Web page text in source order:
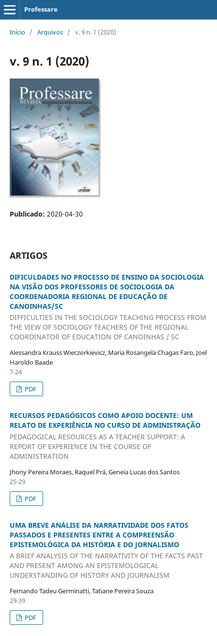
Professare
Início / Arquivos / v. 9 n. 1 (2020)
v. 9 n. 1 (2020)
Publicado: 2020-04-30
ARTIGOS
DIFICULDADES NO PROCESSO DE ENSINO DA SOCIOLOGIA
NA VISÃO DOS PROFESSORES DE SOCIOLOGIA DA
COORDENADORIA REGIONAL DE EDUCAÇÃO DE
CANOINHAS/SC
DIFFICULTIES IN THE SOCIOLOGY TEACHING PROCESS FROM
THE VIEW OF SOCIOLOGY TEACHERS OF THE REGIONAL
COORDINATOR OF EDUCATION OF CANOINHAS / SC
Alessandra Krauss Wieczorkievicz, Maria Rosangela Chagas Faro, Joel
Haroldo Baade
7-24
PDF
RECURSOS PEDAGÓGICOS COMO APOIO DOCENTE: UM
RELATO DE EXPERIÊNCIA NO CURSO DE ADMINISTRAÇÃO
PEDAGOGICAL RESOURCES AS A TEACHER SUPPORT: A
REPORT OF EXPERIENCE IN THE COURSE OF
ADMINISTRATION
Jhony Pereira Moraes, Raquel Prá, Geneia Lucas dos Santos
25-29
PDF
UMA BREVE ANÁLISE DA NARRATIVIDADE DOS FATOS
PASSADOS E PRESENTES ENTRE A COMPREENSÃO
EPISTEMOLÓGICA DA HISTÓRIA E DO JORNALISMO
A BRIEF ANALYSIS OF THE NARRATIVITY OF THE FACTS PAST
AND PRESENT AMONG AN EPISTEMOLOGICAL
UNDERSTANDING OF HISTORY AND JOURNALISM
Fernando Tadeu Germinatti, Tatiane Pereira Souza
29-39
PDF